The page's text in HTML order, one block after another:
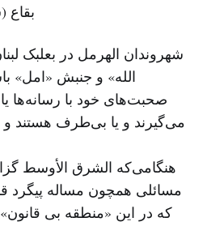
بقاع
شهروندان الهرمل در بعلبک
الله» و جنبش «امل»
صحبت‌های خود با رسانه‌ها
می‌گیرند و یا بی‌طرف هستند
هنگامی‌که الشرق الأوسط
مسائلی همچون مساله پیگرد
که در این «منطقه بی